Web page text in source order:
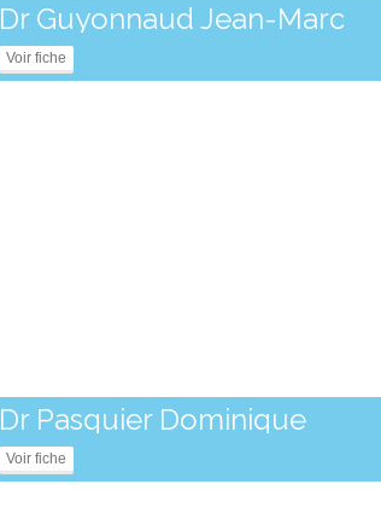
Dr Guyonnaud Jean-Marc
Voir fiche
Dr Pasquier Dominique
Voir fiche